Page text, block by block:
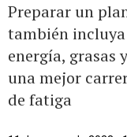
Preparar un
también
energía, grasas
una mejor
de fatiga